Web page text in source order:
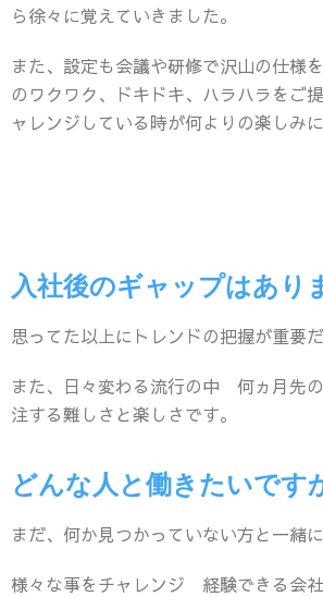
ら徐々に覚えていきました。
また、設定も会議や研修で沢山の仕様
のワクワク、ドキドキ、ハラハラをご
ャレンジしている時が何よりの楽しみ
入社後のギャップはあり
思ってた以上にトレンドの把握が重要だ
また、日々変わる流行の中 何ヵ月先
注する難しさと楽しさです。
どんな人と働きたいです
まだ、何か見つかっていない方と一緒
様々な事をチャレンジ 経験できる会